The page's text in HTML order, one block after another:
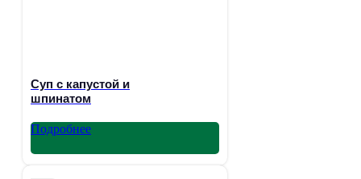
Суп с капустой и
шпинатом
Подробнее